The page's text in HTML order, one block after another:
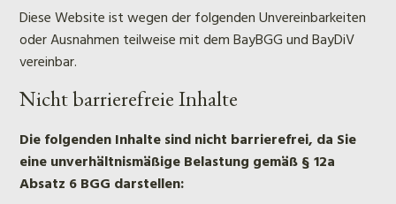
Diese Website ist wegen der folgenden Unvereinbarkeiten
oder Ausnahmen teilweise mit dem BayBGG und BayDiV
vereinbar.
Nicht barrierefreie Inhalte
Die folgenden Inhalte sind nicht barrierefrei, da Sie
eine unverhältnismäßige Belastung gemäß § 12a
Absatz 6 BGG darstellen: